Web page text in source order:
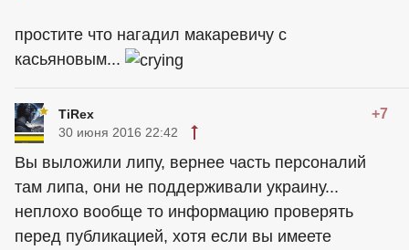
простите что нагадил макаревичу с
касьяновым...
TiRex +7
30 июня 2016 22:42
Вы выложили липу, вернее часть персоналий
там липа, они не поддерживали украину...
неплохо вообще то информацию проверять
перед публикацией, хотя если вы имеете